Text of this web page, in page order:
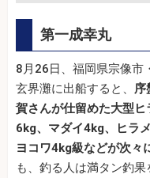
第一成幸丸
8月26日、福岡県宗像市
玄界灘に出船すると、 序
賀さんが仕留めた大型
6kg、マダイ4kg、ヒラ
ヨコワ4kg級などが次々
も、釣る人は満タン釣果